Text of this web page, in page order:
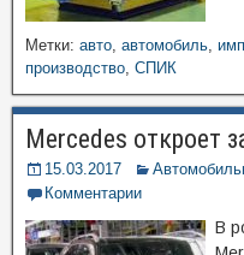
Метки: авто, автомобиль,
производство, СПИК
Mercedes откроет
15.03.2017
Комментарии
В